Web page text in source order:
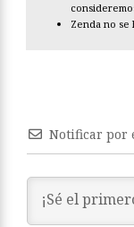
Zenda no se
Notificar por